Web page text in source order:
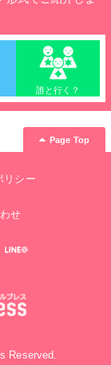
誰と行く？
Page Top
リシー
せ
Reserved.